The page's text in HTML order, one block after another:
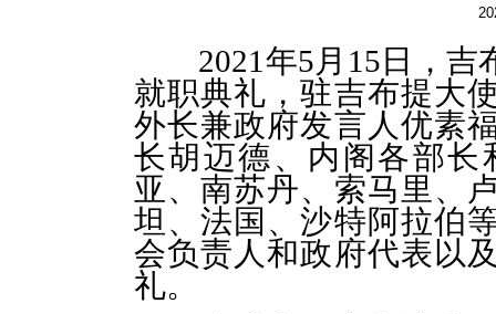
2021年5月15日，
就职典礼，驻吉布提大
外长兼政府发言人优素
长胡迈德、内阁各部
亚、南苏丹、索马里、
坦、法国、沙特阿拉伯
会负责人和政府代表以
礼。